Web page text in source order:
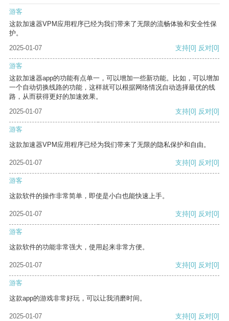
游客
这款加速器VPM应用程序已经为我们带来了无限的流畅体验和安全性保
护。
2025-01-07
支持[0] 反对[0]
游客
这款加速器app的功能有点单一，可以增加一些新功能。比如，可以增加
一个自动切换线路的功能，这样就可以根据网络情况自动选择最优的线
路，从而获得更好的加速效果。
2025-01-07
支持[0] 反对[0]
游客
这款加速器VPM应用程序已经为我们带来了无限的隐私保护和自由。
2025-01-07 支持[0] 反对[0]
游客
这款软件的操作非常简单，即使是小白也能快速上手。
2025-01-07 支持[0] 反对[0]
游客
这款软件的功能非常强大，使用起来非常方便。
2025-01-07 支持[0] 反对[0]
游客
这款app的游戏非常好玩，可以让我消磨时间。
2025-01-07 支持[0] 反对[0]